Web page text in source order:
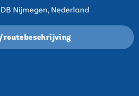
Nijmegen, Nederland
routebeschrijving